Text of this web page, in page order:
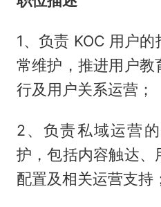
1、负责 KOC 用户
常维护，推进用户教
行及用户关系运营；
2、负责私域运营
护，包括内容触达、
配置及相关运营支持